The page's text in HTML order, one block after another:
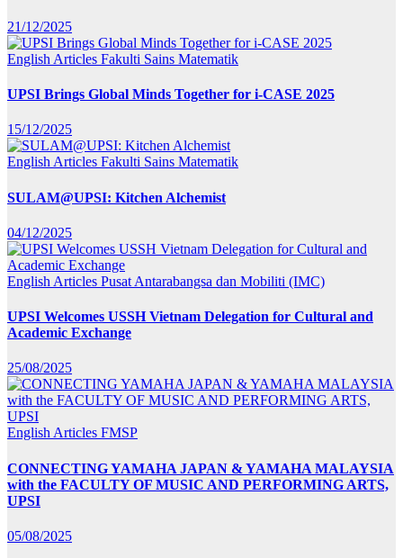
21/12/2025
English Articles Fakulti Sains Matematik
UPSI Brings Global Minds Together for i-CASE 2025
15/12/2025
English Articles Fakulti Sains Matematik
SULAM@UPSI: Kitchen Alchemist
04/12/2025
English Articles Pusat Antarabangsa dan Mobiliti (IMC)
UPSI Welcomes USSH Vietnam Delegation for Cultural and
Academic Exchange
25/08/2025
English Articles FMSP
CONNECTING YAMAHA JAPAN & YAMAHA MALAYSIA
with the FACULTY OF MUSIC AND PERFORMING ARTS,
UPSI
05/08/2025